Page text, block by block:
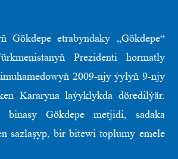
Gökdepe etrabyndaky „Gökdepe“
Prezidenti hormatly
2009-njy ýylyň 9-njy
Kararyna laýyklykda döredilýär.
binasy Gökdepe metjidi, sadaka
sazlaşyp, bir bitewi toplumy emele